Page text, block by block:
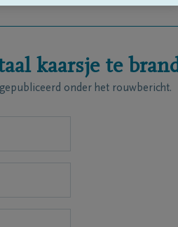
kaarsje te
onder het rouwbericht.